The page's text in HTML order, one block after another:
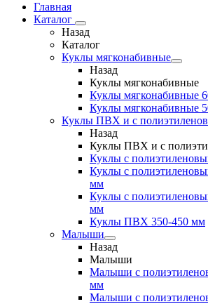
Главная
Каталог
Назад
Каталог
Куклы мягконабивные
Назад
Куклы мягконабивные
Куклы мягконабивные
Куклы мягконабивные
Куклы ПВХ и с
Назад
Куклы ПВХ и с
Куклы с
Куклы с
мм
Куклы с
мм
Куклы ПВХ 350-450 мм
Малыши
Назад
Малыши
Малыши с
мм
Малыши с